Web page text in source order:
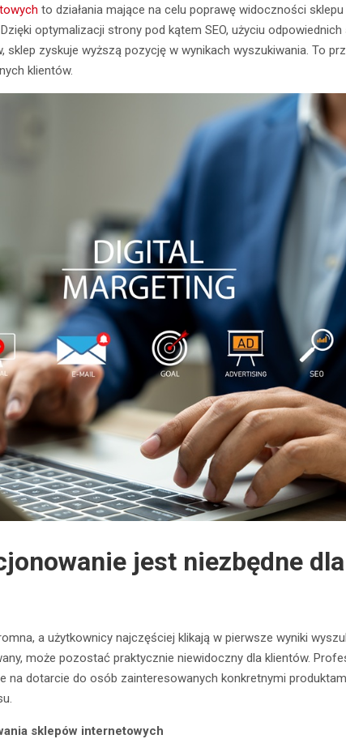
to działania mające na celu poprawę widoczności
optymalizacji strony pod kątem SEO, użyciu
zyskuje wyższą pozycję w wynikach wyszukiwania. To
klientów.
jest niezbędne
a użytkownicy najczęściej klikają w pierwsze wyniki
może pozostać praktycznie niewidoczny dla klientów.
na dotarcie do osób zainteresowanych konkretnymi
sklepów internetowych